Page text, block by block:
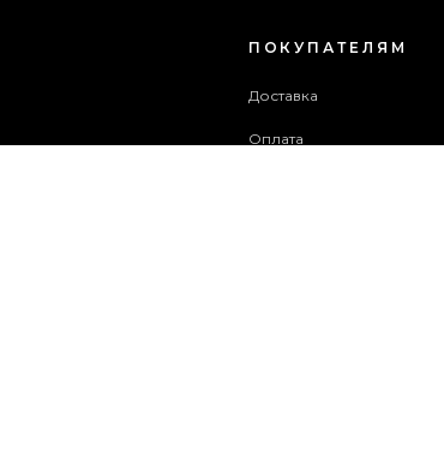
ПОКУПАТЕЛЯМ
Доставка
Оплата